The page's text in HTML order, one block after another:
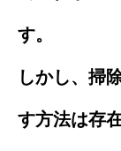
す。
しかし、掃
す方法は存